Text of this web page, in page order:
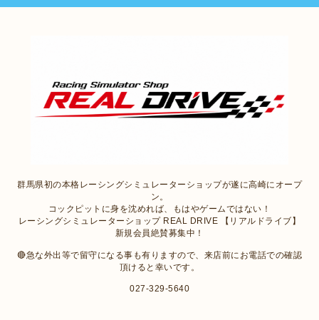
群馬県初の本格レーシングシミュレーターショップが遂に高崎にオープ
ン。
コックピットに身を沈めれば、もはやゲームではない！
レーシングシミュレーターショップ REAL DRIVE 【リアルドライブ】
新規会員絶賛募集中！
🔴急な外出等で留守になる事も有りますので、来店前にお電話での確認
頂けると幸いです。
027-329-5640